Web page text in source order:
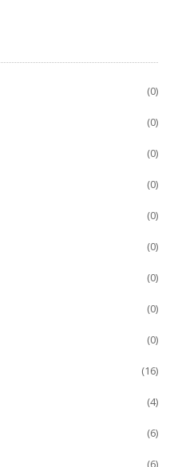
(0)
(0)
(0)
(0)
(0)
(0)
(0)
(0)
(0)
(16)
(4)
(6)
(6)